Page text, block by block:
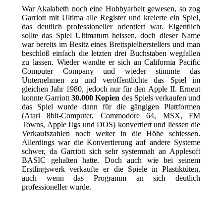
War Akalabeth noch eine Hobbyarbeit gewesen, so zog
Garriott mit Ultima alle Register und kreierte ein Spiel,
das deutlich professioneller orientiert war. Eigentlich
sollte das Spiel Ultimatum heissen, doch dieser Name
war bereits im Besitz eines Brettspielherstellers und man
beschloß einfach die letzten drei Buchstaben wegfallen
zu lassen. Wieder wandte er sich an California Pacific
Computer Company und wieder stimmte das
Unternehmen zu und veröffentlichte das Spiel im
gleichen Jahr 1980, jedoch nur für den Apple II. Erneut
konnte Garriott30.000 Kopien des Spiels verkaufen und
das Spiel wurde dann für die gängigen Plattformen
(Atari 8bit-Computer, Commodore 64, MSX, FM
Towns, Apple IIgs und DOS) konvertiert und liessen die
Verkaufszahlen noch weiter in die Höhe schiessen.
Allerdings war die Konvertierung auf andere Systeme
schwer, da Garriott sich sehr systemnah an Applesoft
BASIC gehalten hatte. Doch auch wie bei seinem
Erstlingswerk verkaufte er die Spiele in Plastiktüten,
auch wenn das Programm an sich deutlich
professioneller wurde.